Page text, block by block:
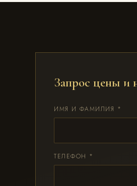
Запрос цены и
ИМЯ И ФАМИЛИЯ *
ТЕЛЕФОН *